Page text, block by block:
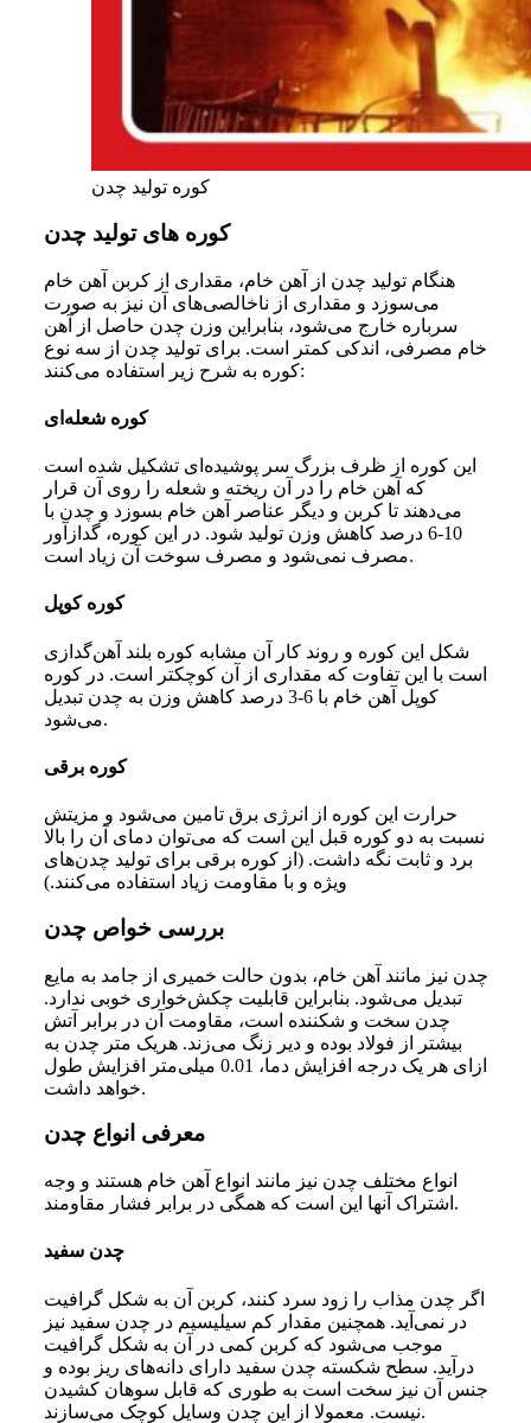
کوره تولید چدن
کوره های تولید چدن
هنگام تولید چدن از آهن خام، مقداری از کربن آهن خام
می‌سوزد و مقداری از ناخالصی‌های آن نیز به صورت
سرباره خارج می‌شود، بنابراین وزن چدن حاصل از آهن
خام مصرفی، اندکی کمتر است. برای تولید چدن از سه نوع
کوره به شرح زیر استفاده می‌کنند:
کوره شعله‌ای
این کوره از ظرف بزرگ سر پوشیده‌ای تشکیل شده است
که آهن خام را در آن ریخته و شعله را روی آن قرار
می‌دهند تا کربن و دیگر عناصر آهن خام بسوزد و چدن با
10-6 درصد کاهش وزن تولید شود. در این کوره، گدازآور
مصرف نمی‌شود و مصرف سوخت آن زیاد است.
کوره کوپل
شکل این کوره و روند کار آن مشابه کوره بلند آهن‌گدازی
است با این تفاوت که مقداری از آن کوچکتر است. در کوره
کوپل آهن خام با 6-3 درصد کاهش وزن به چدن تبدیل
می‌شود.
کوره برقی
حرارت این کوره از انرژی برق تامین می‌شود و مزیتش
نسبت به دو کوره قبل این است که می‌توان دمای آن را بالا
برد و ثابت نگه داشت. (از کوره برقی برای تولید چدن‌های
ویژه و با مقاومت زیاد استفاده می‌کنند.)
بررسی خواص چدن
چدن نیز مانند آهن خام، بدون حالت خمیری از جامد به مایع
تبدیل می‌شود. بنابراین قابلیت چکش‌خواری خوبی ندارد.
چدن سخت و شکننده است، مقاومت آن در برابر آتش
بیشتر از فولاد بوده و دیر زنگ می‌زند. هریک متر چدن به
ازای هر یک درجه افزایش دما، 0.01 میلی‌متر افزایش طول
خواهد داشت.
معرفی انواع چدن
انواع مختلف چدن نیز مانند انواع آهن خام هستند و وجه
اشتراک آنها این است که همگی در برابر فشار مقاومند.
چدن سفید
اگر چدن مذاب را زود سرد کنند، کربن آن به شکل گرافیت
در نمی‌آید. همچنین مقدار کم سیلیسیم در چدن سفید نیز
موجب می‌شود که کربن کمی در آن به شکل گرافیت
درآید. سطح شکسته چدن سفید دارای دانه‌های ریز بوده و
جنس آن نیز سخت است به طوری که قابل سوهان کشیدن
نیست. معمولا از این چدن وسایل کوچک می‌سازند.